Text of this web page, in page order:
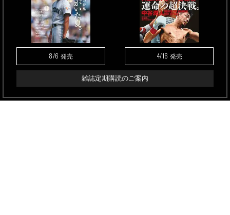
8/6 発売 4/16 発売
雑誌定期購読のご案内